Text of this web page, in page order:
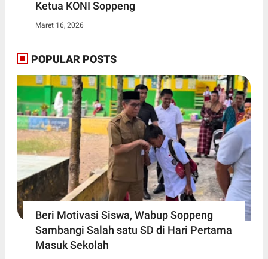
Ketua KONI Soppeng
Maret 16, 2026
POPULAR POSTS
Beri Motivasi Siswa, Wabup Soppeng
Sambangi Salah satu SD di Hari Pertama
Masuk Sekolah